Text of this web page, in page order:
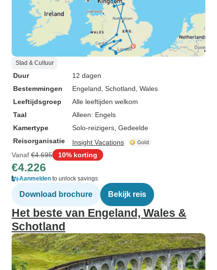
Stad & Cultuur
Duur
12 dagen
Bestemmingen
Engeland , Schotland , Wales
Leeftijdsgroep
Alle leeftijden welkom
Taal
Alleen: Engels
Kamertype
Solo-reizigers, Gedeelde
Reisorganisatie
Insight Vacations
Vanaf €4.695 10% korting
€4.226
Aanmelden to unlock savings
Download brochure Bekijk reis
Het beste van Engeland, Wales &
Schotland